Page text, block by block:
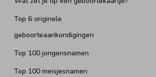
Top 6 originele
geboorteaankondigingen
Top 100 jongensnamen
Top 100 meisjesnamen